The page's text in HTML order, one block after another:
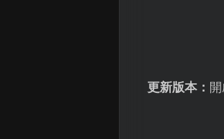
更新版本：